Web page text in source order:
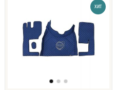
ХИТ